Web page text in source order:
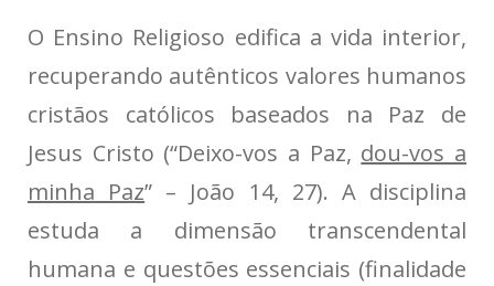
O Ensino Religioso edifica a vida interior,
recuperando autênticos valores humanos
cristãos católicos baseados na Paz de
Jesus Cristo (“Deixo-vos a Paz, dou-vos a
minha Paz” – João 14, 27). A disciplina
estuda a dimensão transcendental
humana e questões essenciais (finalidade